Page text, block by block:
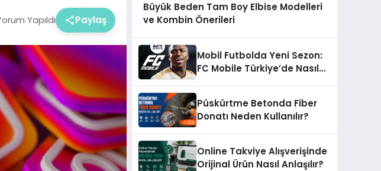
Yapıldı Paylaş
Büyük Beden Tam Boy Elbise Modelleri
ve Kombin Önerileri
Mobil Futbolda Yeni Sezon:
FC Mobile Türkiye’de Nasıl
Püskürtme Betonda Fiber
Donatı Neden Kullanılır?
Online Takviye Alışverişinde
Orijinal Ürün Nasıl Anlaşılır?